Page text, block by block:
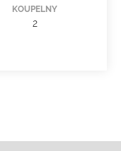
KOUPELNY
2